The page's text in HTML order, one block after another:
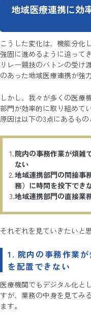
地域医療連携に効
こうした変化は、機能分化
強固に進めるように迫って
リレー競技のバトンの受け
のあった地域医療連携が強
しかし、我々が多くの医療
部門が効率的に取り組めて
原因は以下の3点にあるもの
院内の事務作業が煩雑
ない
地域連携部門の間接事
務）に時間を投下でき
地域連携部門の直接業
それぞれを見ていきたいと
1. 院内の事務作業
を配置できない
医療機関でもデジタル化と
すが、業務の中身を見てみ
ます。